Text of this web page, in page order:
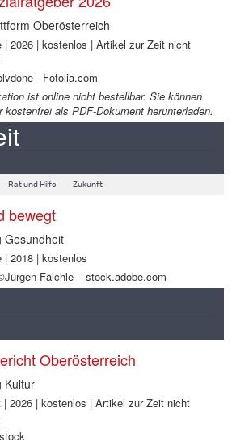
Oberösterreich
| 2026 | kostenlos | Artikel zur Zeit nicht
- Fotolia.com
ist online nicht bestellbar. Sie können
kostenfrei als PDF-Dokument herunterladen.
Rat und Hilfe Zukunft
bewegt
Gesundheit
| 2018 | kostenlos
Fälchle – stock.adobe.com
Oberösterreich
Kultur
2026 | kostenlos | Artikel zur Zeit nicht